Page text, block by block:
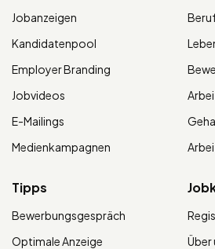
Jobanzeigen
Kandidatenpool
Employer Branding
Jobvideos
E-Mailings
Medienkampagnen
Tipps
Bewerbungsgespräch
Optimale Anzeige
Über